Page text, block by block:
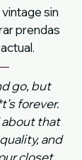
sin
prendas
go, but
forever.
about that
and
closet.